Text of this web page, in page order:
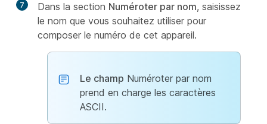
7 Dans la section Numéroter par nom, saisissez
le nom que vous souhaitez utiliser pour
composer le numéro de cet appareil.
Le champ Numéroter par nom
prend en charge les caractères
ASCII.